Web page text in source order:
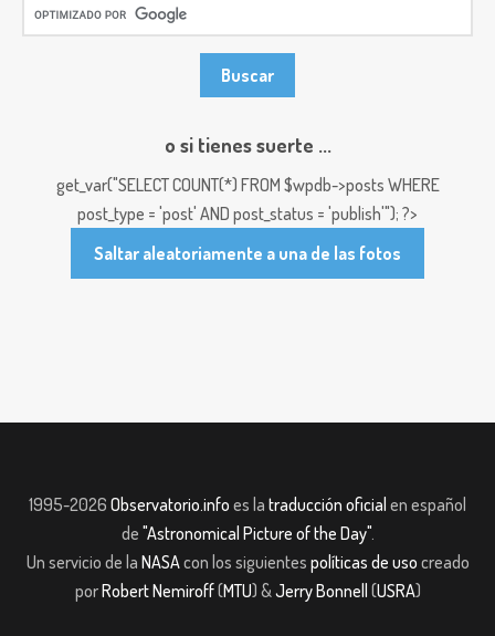
o si tienes suerte ...
get_var("SELECT COUNT(*) FROM $wpdb->posts WHERE
post_type = 'post' AND post_status = 'publish'"); ?>
Saltar aleatoriamente a una de las fotos
1995-2026 Observatorio.info es la traducción oficial en español
de "Astronomical Picture of the Day".
Un servicio de la NASAcon los siguientes políticas de uso creado
porRobert Nemiroff(MTU) &Jerry Bonnell (USRA)